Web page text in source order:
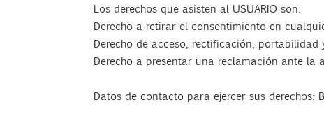
Los derechos que asisten al USUARIO son:
Derecho a retirar el consentimiento en
Derecho de acceso, rectificación,
Derecho a presentar una reclamación ante la
Datos de contacto para ejercer sus derechos: